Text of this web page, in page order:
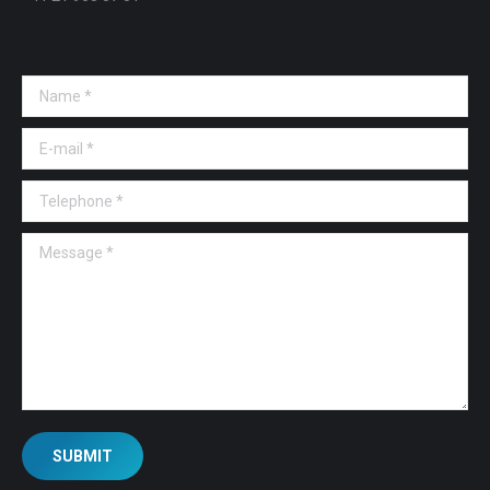
Name *
E-mail *
Telephone *
Message *
SUBMIT